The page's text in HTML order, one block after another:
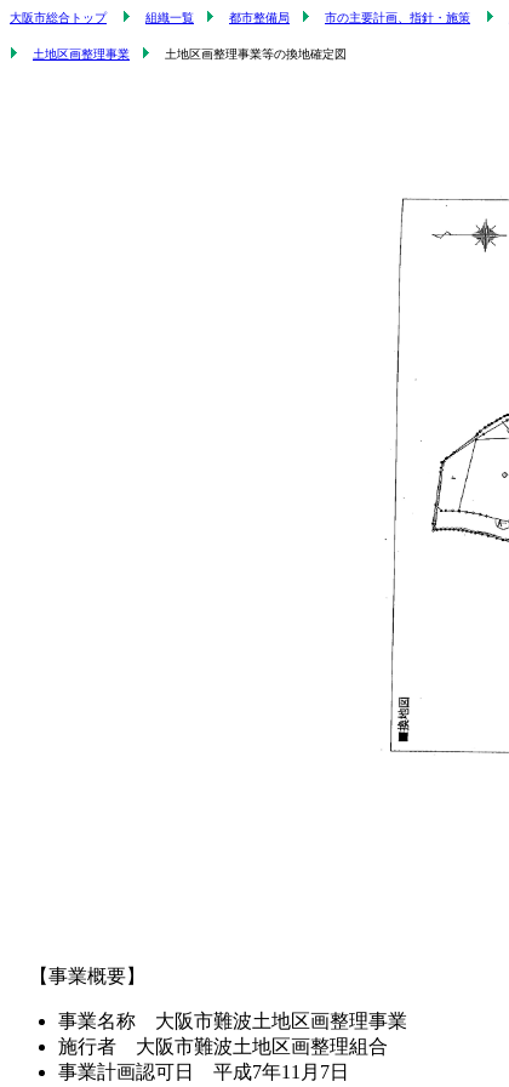
大阪市総合トップ 組織一覧 都市整備局 市の主要計画、指針・施策
土地区画整理事業 土地区画整理事業等の換地確定図
【事業概要】
事業名称 大阪市難波土地区画整理事業
施行者 大阪市難波土地区画整理組合
事業計画認可日 平成7年11月7日